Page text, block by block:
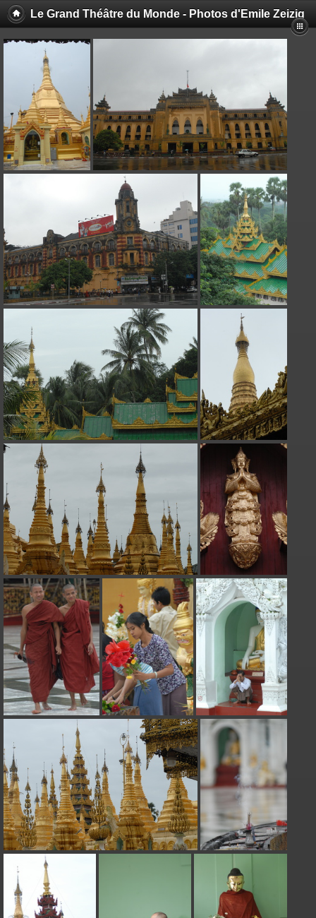
Le Grand Théâtre du Monde - Photos d'Emile Zeizig